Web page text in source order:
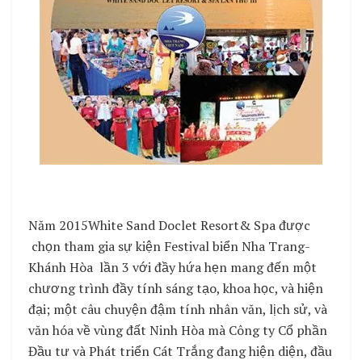
Năm 2015White Sand Doclet Resort& Spa được
chọn tham gia sự kiện Festival biển Nha Trang-
Khánh Hòa lần 3 với đầy hứa hẹn mang đến một
chương trình đầy tính sáng tạo, khoa học, và hiện
đại; một câu chuyện đậm tính nhân văn, lịch sử, và
văn hóa về vùng đất Ninh Hòa mà Công ty Cổ phần
Đầu tư và Phát triển Cát Trắng đang hiện diện, đầu